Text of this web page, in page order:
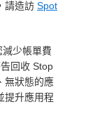
請造訪 Spot
少帳單費
回收 Stop
無狀態的應
提升應用程